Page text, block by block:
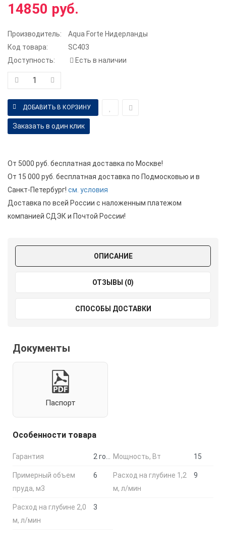
14850 руб.
Производитель:
Aqua Forte Нидерланды
Код товара:
SC403
Доступность:
Есть в наличии
Заказать в один клик
От 5000 руб. бесплатная доставка по Москве!
От 15 000 руб. бесплатная доставка по Подмосковью и в
Санкт-Петербург! см. условия
Доставка по всей России с наложенным платежом
компанией СДЭК и Почтой России!
ОПИСАНИЕ
ОТЗЫВЫ (0)
СПОСОБЫ ДОСТАВКИ
Документы
Паспорт
Особенности товара
Гарантия Мощность, Вт 15
Примерный объем
пруда, м3
6
Расход на глубине 1,2
м, л/мин
9
Расход на глубине 2,0
м, л/мин
3